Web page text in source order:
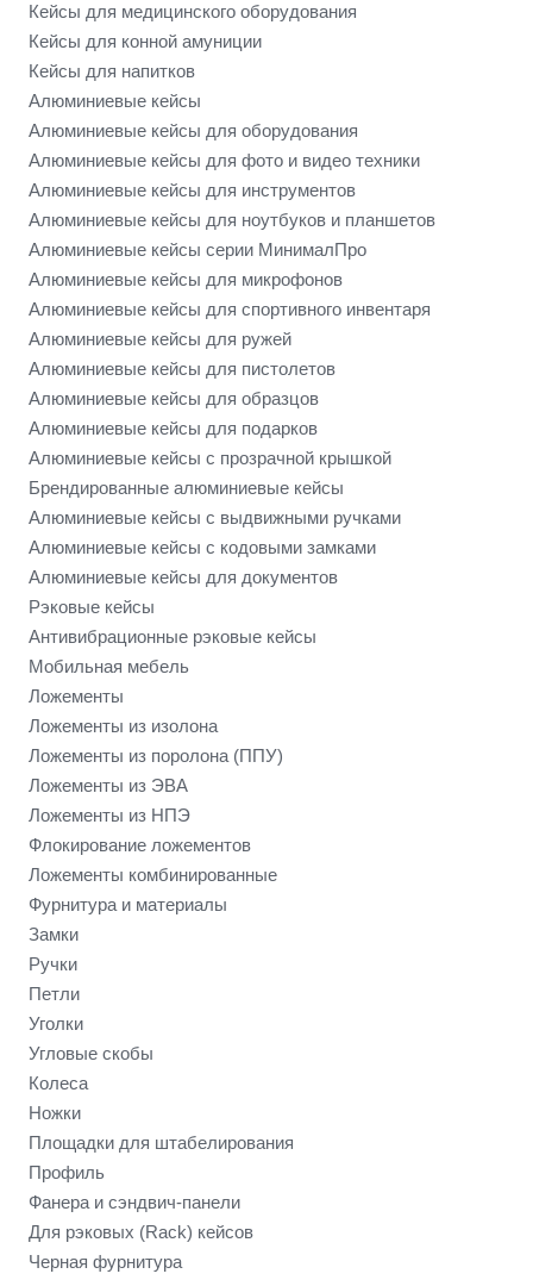
Кейсы для медицинского оборудования
Кейсы для конной амуниции
Кейсы для напитков
Алюминиевые кейсы
Алюминиевые кейсы для оборудования
Алюминиевые кейсы для фото и видео техники
Алюминиевые кейсы для инструментов
Алюминиевые кейсы для ноутбуков и планшетов
Алюминиевые кейсы серии МинималПро
Алюминиевые кейсы для микрофонов
Алюминиевые кейсы для спортивного инвентаря
Алюминиевые кейсы для ружей
Алюминиевые кейсы для пистолетов
Алюминиевые кейсы для образцов
Алюминиевые кейсы для подарков
Алюминиевые кейсы с прозрачной крышкой
Брендированные алюминиевые кейсы
Алюминиевые кейсы с выдвижными ручками
Алюминиевые кейсы с кодовыми замками
Алюминиевые кейсы для документов
Рэковые кейсы
Антивибрационные рэковые кейсы
Мобильная мебель
Ложементы
Ложементы из изолона
Ложементы из поролона (ППУ)
Ложементы из ЭВА
Ложементы из НПЭ
Флокирование ложементов
Ложементы комбинированные
Фурнитура и материалы
Замки
Ручки
Петли
Уголки
Угловые скобы
Колеса
Ножки
Площадки для штабелирования
Профиль
Фанера и сэндвич-панели
Для рэковых (Rack) кейсов
Черная фурнитура